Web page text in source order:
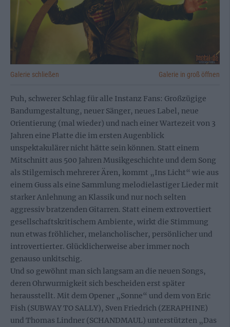
Galerie schließen Galerie in groß öffnen
Puh, schwerer Schlag für alle Instanz Fans: Großzügige
Bandumgestaltung, neuer Sänger, neues Label, neue
Orientierung (mal wieder) und nach einer Wartezeit von 3
Jahren eine Platte die im ersten Augenblick
unspektakulärer nicht hätte sein können. Statt einem
Mitschnitt aus 500 Jahren Musikgeschichte und dem Song
als Stilgemisch mehrerer Ären, kommt „Ins Licht“ wie aus
einem Guss als eine Sammlung melodielastiger Lieder mit
starker Anlehnung an Klassik und nur noch selten
aggressiv bratzenden Gitarren. Statt einem extrovertiert
gesellschaftskritischem Ambiente, wirkt die Stimmung
nun etwas fröhlicher, melancholischer, persönlicher und
introvertierter. Glücklicherweise aber immer noch
genauso unkitschig.
Und so gewöhnt man sich langsam an die neuen Songs,
deren Ohrwurmigkeit sich bescheiden erst später
herausstellt. Mit dem Opener „Sonne“ und dem von Eric
Fish (SUBWAY TO SALLY), Sven Friedrich (ZERAPHINE)
und Thomas Lindner (SCHANDMAUL) unterstützten „Das